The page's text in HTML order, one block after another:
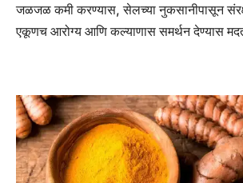
जळजळ कमी करण्यास, सेलच्या नुकसानीपासून
एकूणच आरोग्य आणि कल्याणास समर्थन देण्यास